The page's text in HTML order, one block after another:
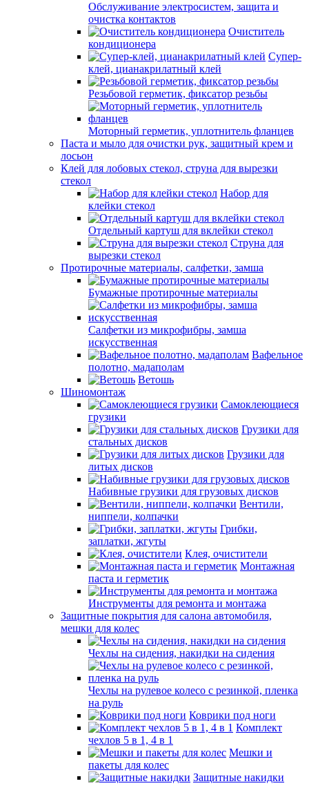
Обслуживание электросистем, защита и
очистка контактов
Очиститель
кондиционера
Супер-
клей, цианакрилатный клей
Резьбовой герметик, фиксатор резьбы
Моторный герметик, уплотнитель фланцев
Паста и мыло для очистки рук, защитный крем и
лосьон
Клей для лобовых стекол, струна для вырезки
стекол
Набор для
клейки стекол
Отдельный картуш для вклейки стекол
Струна для
вырезки стекол
Протирочные материалы, салфетки, замша
Бумажные протирочные материалы
Салфетки из микрофибры, замша
искусственная
Вафельное
полотно, мадаполам
Ветошь
Шиномонтаж
Самоклеющиеся
грузики
Грузики для
стальных дисков
Грузики для
литых дисков
Набивные грузики для грузовых дисков
Вентили,
ниппели, колпачки
Грибки,
заплатки, жгуты
Клея, очистители
Монтажная
паста и герметик
Инструменты для ремонта и монтажа
Защитные покрытия для салона автомобиля,
мешки для колес
Чехлы на сидения, накидки на сидения
Чехлы на рулевое колесо с резинкой, пленка
на руль
Коврики под ноги
Комплект
чехлов 5 в 1, 4 в 1
Мешки и
пакеты для колес
Защитные накидки